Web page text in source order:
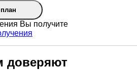
Вы получите
доверяют